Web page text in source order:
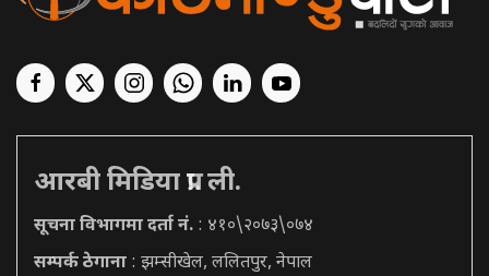
आरबी मिडिया प्रा. ली.
सूचना विभागमा दर्ता नं. : ४१०\२०७३\०७४
सम्पर्क ठेगाना : झम्सीखेल, ललितपुर, नेपाल